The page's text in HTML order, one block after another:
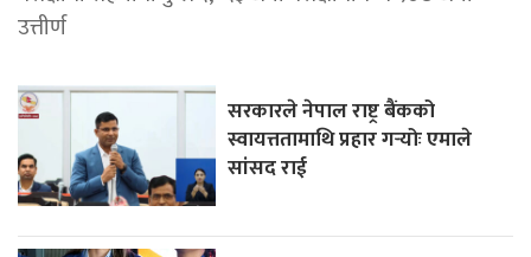
उत्तीर्ण
सरकारले नेपाल राष्ट्र बैंकको
स्वायत्ततामाथि प्रहार गर्‍योः एमाले
सांसद राई